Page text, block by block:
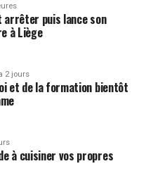
arrêter puis lance son
à Liège
2 jours
et de la formation bientôt
à cuisiner vos propres